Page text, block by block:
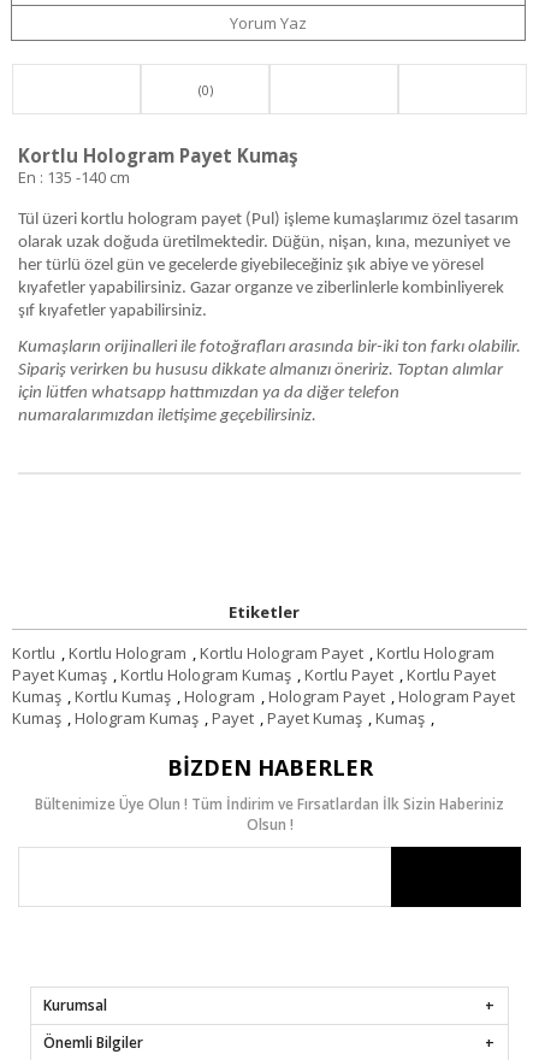
Yorum Yaz
(0)
Kortlu Hologram Payet Kumaş
En : 135 -140 cm
Tül üzeri kortlu hologram payet (Pul) işleme kumaşlarımız özel tasarım
olarak uzak doğuda üretilmektedir. Düğün, nişan, kına, mezuniyet ve
her türlü özel gün ve gecelerde giyebileceğiniz şık abiye ve yöresel
kıyafetler yapabilirsiniz. Gazar organze ve ziberlinlerle kombinliyerek
şıf kıyafetler yapabilirsiniz.
Kumaşların orijinalleri ile fotoğrafları arasında bir-iki ton farkı olabilir.
Sipariş verirken bu hususu dikkate almanızı öneririz. Toptan alımlar
için lütfen whatsapp hattımızdan ya da diğer telefon
numaralarımızdan iletişime geçebilirsiniz.
Etiketler
Kortlu ,Kortlu Hologram ,Kortlu Hologram Payet ,Kortlu Hologram
Payet Kumaş ,Kortlu Hologram Kumaş ,Kortlu Payet ,Kortlu Payet
Kumaş ,Kortlu Kumaş ,Hologram ,Hologram Payet ,Hologram Payet
Kumaş ,Hologram Kumaş ,Payet ,Payet Kumaş ,Kumaş ,
BIZDEN HABERLER
Bültenimize Üye Olun ! Tüm İndirim ve Fırsatlardan İlk Sizin Haberiniz
Olsun !
Kurumsal
Önemli Bilgiler